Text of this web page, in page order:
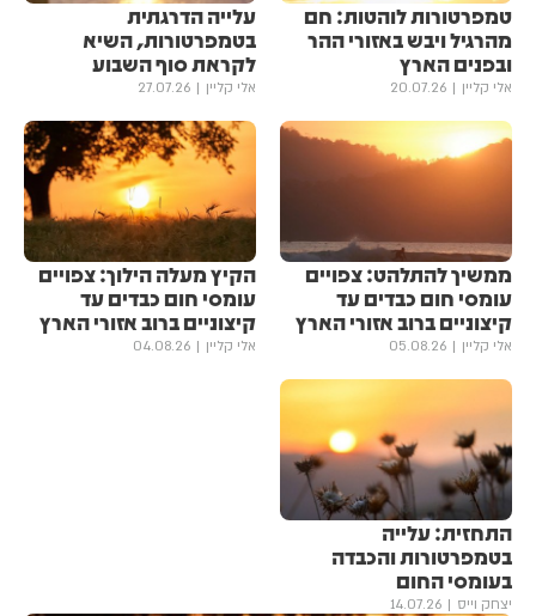
טמפרטורות לוהטות: חם
מהרגיל ויבש באזורי ההר
ובפנים הארץ
אלי קליין 20.07.26
עלייה הדרגתית
בטמפרטורות, השיא
לקראת סוף השבוע
אלי קליין 27.07.26
ממשיך להתלהט: צפויים
עומסי חום כבדים עד
קיצוניים ברוב אזורי הארץ
אלי קליין 05.08.26
הקיץ מעלה הילוך: צפויים
עומסי חום כבדים עד
קיצוניים ברוב אזורי הארץ
אלי קליין 04.08.26
התחזית: עלייה
בטמפרטורות והכבדה
בעומסי החום
יצחק וייס 14.07.26